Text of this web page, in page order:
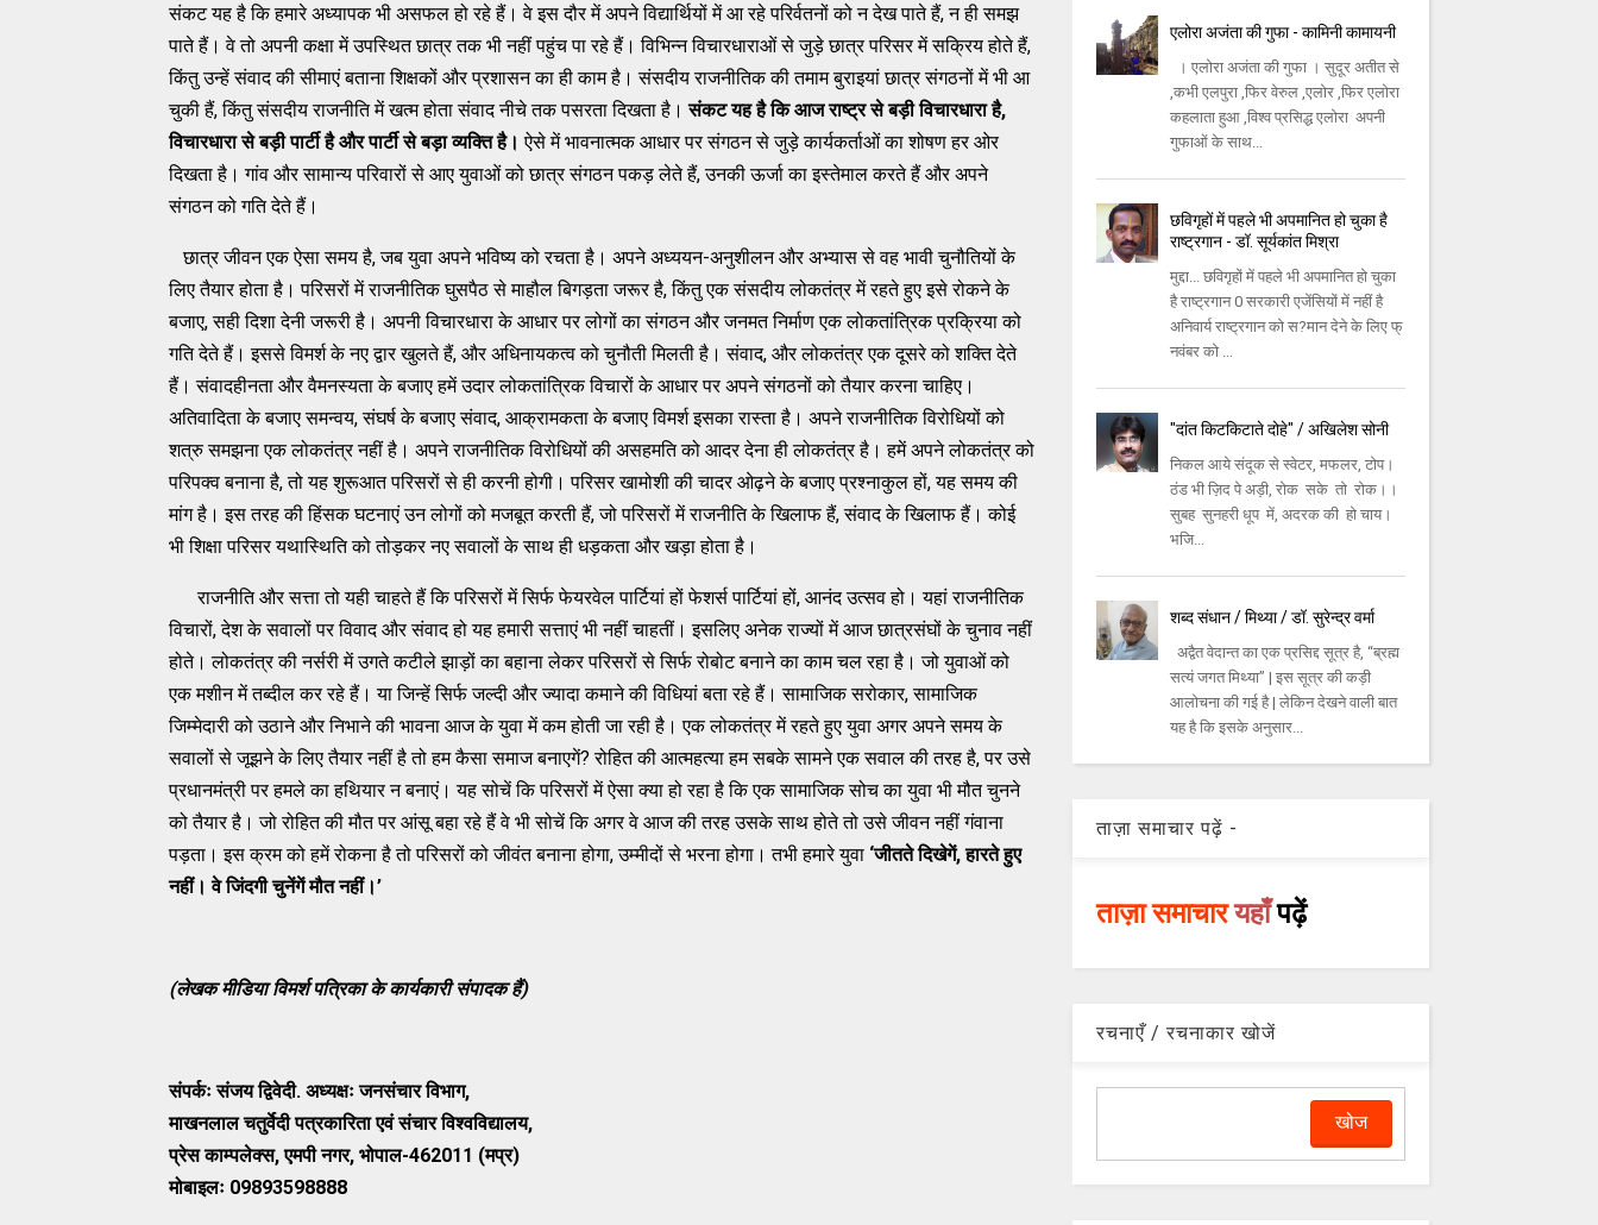
संकट यह है कि हमारे अध्यापक भी असफल हो रहे हैं। वे इस दौर में अपने विद्यार्थियों में आ रहे परिर्वतनों को न देख पाते हैं, न ही समझ
पाते हैं। वे तो अपनी कक्षा में उपस्थित छात्र तक भी नहीं पहुंच पा रहे हैं। विभिन्न विचारधाराओं से जुड़े छात्र परिसर में सक्रिय होते हैं,
किंतु उन्हें संवाद की सीमाएं बताना शिक्षकों और प्रशासन का ही काम है। संसदीय राजनीतिक की तमाम बुराइयां छात्र संगठनों में भी आ
चुकी हैं, किंतु संसदीय राजनीति में खत्म होता संवाद नीचे तक पसरता दिखता है।संकट यह है कि आज राष्ट्र से बड़ी विचारधारा है,
विचारधारा से बड़ी पार्टी है और पार्टी से बड़ा व्यक्ति है।ऐसे में भावनात्मक आधार पर संगठन से जुड़े कार्यकर्ताओं का शोषण हर ओर
दिखता है। गांव और सामान्य परिवारों से आए युवाओं को छात्र संगठन पकड़ लेते हैं, उनकी ऊर्जा का इस्तेमाल करते हैं और अपने
संगठन को गति देते हैं।
छात्र जीवन एक ऐसा समय है, जब युवा अपने भविष्य को रचता है। अपने अध्ययन-अनुशीलन और अभ्यास से वह भावी चुनौतियों के
लिए तैयार होता है। परिसरों में राजनीतिक घुसपैठ से माहौल बिगड़ता जरूर है, किंतु एक संसदीय लोकतंत्र में रहते हुए इसे रोकने के
बजाए, सही दिशा देनी जरूरी है। अपनी विचारधारा के आधार पर लोगों का संगठन और जनमत निर्माण एक लोकतांत्रिक प्रक्रिया को
गति देते हैं। इससे विमर्श के नए द्वार खुलते हैं, और अधिनायकत्व को चुनौती मिलती है। संवाद, और लोकतंत्र एक दूसरे को शक्ति देते
हैं। संवादहीनता और वैमनस्यता के बजाए हमें उदार लोकतांत्रिक विचारों के आधार पर अपने संगठनों को तैयार करना चाहिए।
अतिवादिता के बजाए समन्वय, संघर्ष के बजाए संवाद, आक्रामकता के बजाए विमर्श इसका रास्ता है। अपने राजनीतिक विरोधियों को
शत्रु समझना एक लोकतंत्र नहीं है। अपने राजनीतिक विरोधियों की असहमति को आदर देना ही लोकतंत्र है। हमें अपने लोकतंत्र को
परिपक्व बनाना है, तो यह शुरूआत परिसरों से ही करनी होगी। परिसर खामोशी की चादर ओढ़ने के बजाए प्रश्नाकुल हों, यह समय की
मांग है। इस तरह की हिंसक घटनाएं उन लोगों को मजबूत करती हैं, जो परिसरों में राजनीति के खिलाफ हैं, संवाद के खिलाफ हैं। कोई
भी शिक्षा परिसर यथास्थिति को तोड़कर नए सवालों के साथ ही धड़कता और खड़ा होता है।
राजनीति और सत्ता तो यही चाहते हैं कि परिसरों में सिर्फ फेयरवेल पार्टियां हों फेशर्स पार्टियां हों, आनंद उत्सव हो। यहां राजनीतिक
विचारों, देश के सवालों पर विवाद और संवाद हो यह हमारी सत्ताएं भी नहीं चाहतीं। इसलिए अनेक राज्यों में आज छात्रसंघों के चुनाव नहीं
होते। लोकतंत्र की नर्सरी में उगते कटीले झाड़ों का बहाना लेकर परिसरों से सिर्फ रोबोट बनाने का काम चल रहा है। जो युवाओं को
एक मशीन में तब्दील कर रहे हैं। या जिन्हें सिर्फ जल्दी और ज्यादा कमाने की विधियां बता रहे हैं। सामाजिक सरोकार, सामाजिक
जिम्मेदारी को उठाने और निभाने की भावना आज के युवा में कम होती जा रही है। एक लोकतंत्र में रहते हुए युवा अगर अपने समय के
सवालों से जूझने के लिए तैयार नहीं है तो हम कैसा समाज बनाएगें? रोहित की आत्महत्या हम सबके सामने एक सवाल की तरह है, पर उसे
प्रधानमंत्री पर हमले का हथियार न बनाएं। यह सोचें कि परिसरों में ऐसा क्या हो रहा है कि एक सामाजिक सोच का युवा भी मौत चुनने
को तैयार है। जो रोहित की मौत पर आंसू बहा रहे हैं वे भी सोचें कि अगर वे आज की तरह उसके साथ होते तो उसे जीवन नहीं गंवाना
पड़ता। इस क्रम को हमें रोकना है तो परिसरों को जीवंत बनाना होगा, उम्मीदों से भरना होगा। तभी हमारे युवा ‘जीतते दिखेगें, हारते हुए
नहीं। वे जिंदगी चुनेंगें मौत नहीं।’
(लेखक मीडिया विमर्श पत्रिका के कार्यकारी संपादक हैं)
संपर्कः संजय द्विवेदी. अध्यक्षः जनसंचार विभाग,
माखनलाल चतुर्वेदी पत्रकारिता एवं संचार विश्वविद्यालय,
प्रेस काम्पलेक्स,एमपी नगर, भोपाल-462011 (मप्र)
मोबाइलः 09893598888
एलोरा अजंता की गुफा - कामिनी कामायनी
। एलोरा अजंता की गुफा । सुदूर अतीत से
,कभी एलपुरा ,फिर वेरुल ,एलोर ,फिर एलोरा
कहलाता हुआ ,विश्व प्रसिद्ध एलोरा अपनी
गुफाओं के साथ...
छविगृहों में पहले भी अपमानित हो चुका है
राष्ट्रगान - डॉ. सूर्यकांत मिश्रा
मुद्दा... छविगृहों में पहले भी अपमानित हो चुका
है राष्ट्रगान 0 सरकारी एजेंसियों में नहीं है
अनिवार्य राष्ट्रगान को स?मान देने के लिए फ्
नवंबर को ...
"दांत किटकिटाते दोहे" / अखिलेश सोनी
निकल आये संदूक से स्वेटर, मफलर, टोप।
ठंड भी ज़िद पे अड़ी, रोक सके तो रोक।।
सुबह सुनहरी धूप में, अदरक की हो चाय।
भजि...
शब्द संधान / मिथ्या / डॉ. सुरेन्द्र वर्मा
अद्वैत वेदान्त का एक प्रसिद्द सूत्र है, “ब्रह्म
सत्यं जगत मिथ्या” | इस सूत्र की कड़ी
आलोचना की गई है | लेकिन देखने वाली बात
यह है कि इसके अनुसार...
ताज़ा समाचार पढ़ें -
ताज़ा समाचारयहाँपढ़ें
रचनाएँ / रचनाकार खोजें